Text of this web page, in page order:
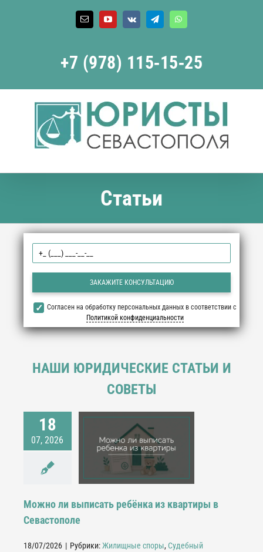
Email YouTube
Vk TelegramWhatsApp
+7 (978) 115‑15‑25
Статьи
Согласен на обработку персональных данных в соответствии с
Политикой конфиденциальности
НАШИ ЮРИДИЧЕСКИЕ СТАТЬИ И
СОВЕТЫ
18
07, 2026
ли выписать
из квартиры в
споры
Можно ли выписать ребёнка из квартиры в
Севастополе
18/07/2026 | Рубрики:Жилищные споры, Судебный